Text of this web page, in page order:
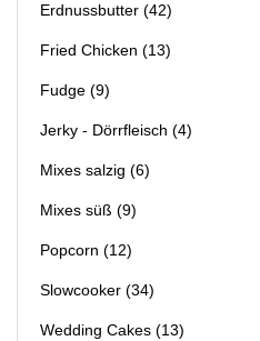
Erdnussbutter (42)
Fried Chicken (13)
Fudge (9)
Jerky - Dörrfleisch (4)
Mixes salzig (6)
Mixes süß (9)
Popcorn (12)
Slowcooker (34)
Wedding Cakes (13)